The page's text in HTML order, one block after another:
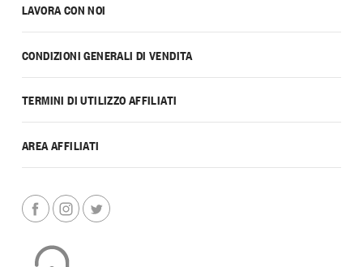
LAVORA CON NOI
CONDIZIONI GENERALI DI VENDITA
TERMINI DI UTILIZZO AFFILIATI
AREA AFFILIATI